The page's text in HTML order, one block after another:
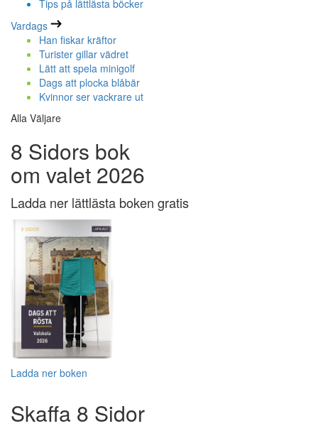
Tips på lättlästa böcker
Vardags
Han fiskar kräftor
Turister gillar vädret
Lätt att spela minigolf
Dags att plocka blåbär
Kvinnor ser vackrare ut
Alla Väljare
8 Sidors bok
om valet 2026
Ladda ner lättlästa boken gratis
Ladda ner boken
Skaffa 8 Sidor